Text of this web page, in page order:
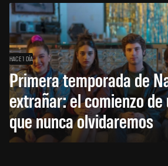
HACE 1 DÍA
Primera temporada de
extrañar: el comienzo
que nunca olvidaremos